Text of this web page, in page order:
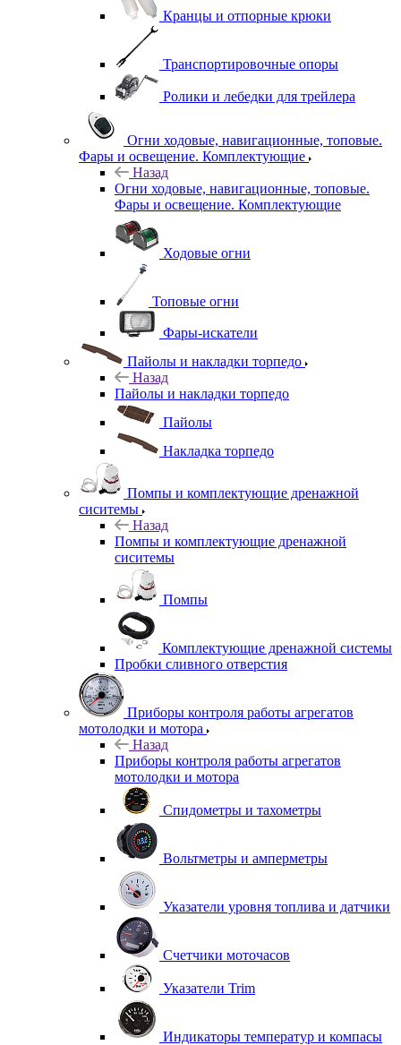
Кранцы и отпорные крюки
Транспортировочные опоры
Ролики и лебедки для трейлера
Огни ходовые, навигационные, топовые.
Фары и освещение. Комплектующие
Назад
Огни ходовые, навигационные, топовые.
Фары и освещение. Комплектующие
Ходовые огни
Топовые огни
Фары-искатели
Пайолы и накладки торпедо
Назад
Пайолы и накладки торпедо
Пайолы
Накладка торпедо
Помпы и комплектующие дренажной
сиситемы
Назад
Помпы и комплектующие дренажной
сиситемы
Помпы
Комплектующие дренажной системы
Пробки сливного отверстия
Приборы контроля работы агрегатов
мотолодки и мотора
Назад
Приборы контроля работы агрегатов
мотолодки и мотора
Спидометры и тахометры
Вольтметры и амперметры
Указатели уровня топлива и датчики
Счетчики моточасов
Указатели Trim
Индикаторы температур и компасы